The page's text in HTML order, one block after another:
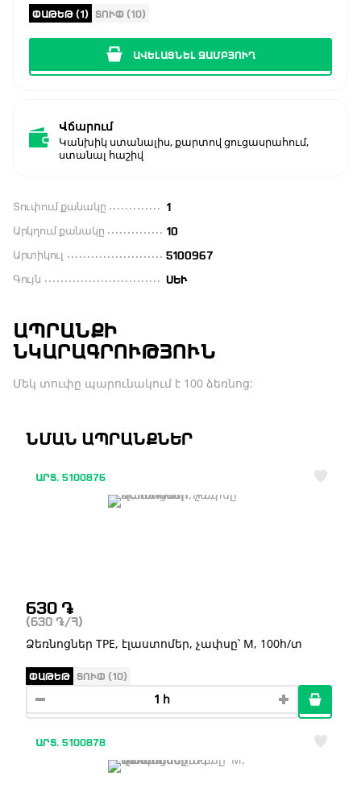
ՓԱԹԵԹ (1) ՏՈՒՓ (10)
ԱՎԵԼԱՑՆԵԼ ԶԱՄԲՅՈՒՂ
Վճարում
Կանխիկ ստանալիս, քարտով ցուցասրահում,
ստանալ հաշիվ
Տուփում քանակը 1
Արկղում քանակը 10
Արտիկուլ 5100967
Գույն ՍԵՒ
ԱՊՐԱՆՔԻ
ՆԿԱՐԱԳՐՈՒԹՅՈՒՆ
Մեկ տուփը պարունակում է 100 ձեռնոց:
ՆՄԱՆ ԱՊՐԱՆՔՆԵՐ
ԱՐՏ. 5100876
630 ֏
(630 ֏ /Հ)
Ձեռնոցներ TPE, էլաստոմեր, չափսը՝ M, 100հ/տ
ՓԱԹԵԹ ՏՈՒՓ (10)
ԱՐՏ. 5100878